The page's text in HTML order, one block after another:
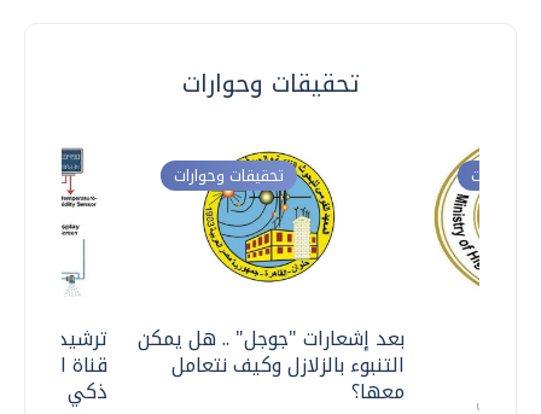
تحقيقات وحوارات
ترشيدا
قناة
ذكي
تحقيقات وحوارات
بعد إشعارات "جوجل" .. هل يمكن
التنبوء بالزلازل وكيف نتعامل
معها؟
وحوارات